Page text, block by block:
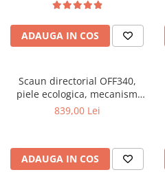
Mobila camera copii
Saltele patuturi copii
Paturi copii
Masa si scaune gradinita
100 kg, alb
ADAUGA IN COS
Scaun directorial OFF340,
piele ecologica, mecanism
balans, robust, rabatabil 180
839,00 Lei
ADAUGA IN COS